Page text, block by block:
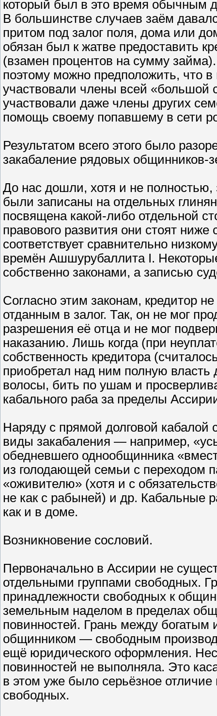
который был в это время обычным
В большинстве случаев заём
притом под залог поля, дома или
обязан был к жатве предоставить
(взамен процентов на сумму
поэтому можно предположить, что в
участвовали члены всей «большой
участвовали даже члены других
помощь своему попавшему в сети
Результатом всего этого было
закабаление рядовых общинников-
До нас дошли, хотя и не
были записаны на отдельных
посвящена какой-либо отдельной
правового развития они стоят ниже
соответствует сравнительно
времён Ашшурубаллита I.
собственно законами, а записью
Согласно этим законам, кредитор
отданным в залог. Так, он не мог
разрешения её отца и не мог
наказанию. Лишь когда (при
собственность кредитора
приобретал над ним полную
волосы, бить по ушам и
кабального раба за пределы
Наряду с прямой долговой
виды закабаления — например,
обедневшего однообщинника
из голодающей семьи с переходом
«оживителю» (хотя и с
не как с рабыней) и др. Кабальные
как и в доме.
Возникновение сословий.
Первоначально в Ассирии не
отдельными группами свободных.
принадлежности свободных к
земельным наделом в пределах
повинностей. Грань между
общинником — свободным
ещё юридического оформления.
повинностей не выполняла. Это
в этом уже было серьёзное отличие
свободных.